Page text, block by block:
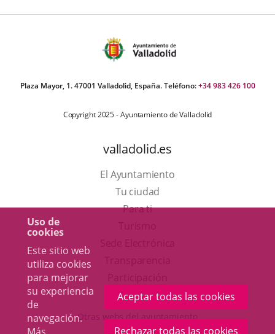
Uso de
cookies
Este sitio web
utiliza cookies
para mejorar
su experiencia
de
navegación.
Aceptar todas las cookies
Rechazar todas las cookies
Plaza Mayor, 1. 47001 Valladolid, España. Teléfono:+34 983 426 100
Copyright 2025 - Ayuntamiento de Valladolid
valladolid.es
El Ayuntamiento
Tu ciudad
Para ti
en
una
ventana
aplicación
externa.
Otras webs del ayuntamiento